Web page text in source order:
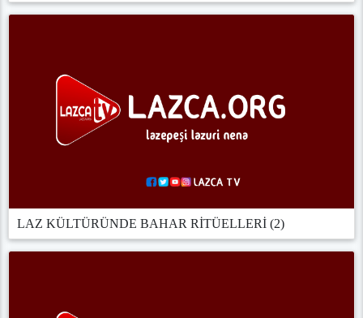
LAZ KÜLTÜRÜNDE BAHAR RİTÜELLERİ (2)